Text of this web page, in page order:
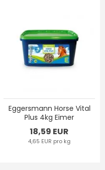
Eggersmann Horse Vital
Plus 4kg Eimer
18,59 EUR
4,65 EUR pro kg